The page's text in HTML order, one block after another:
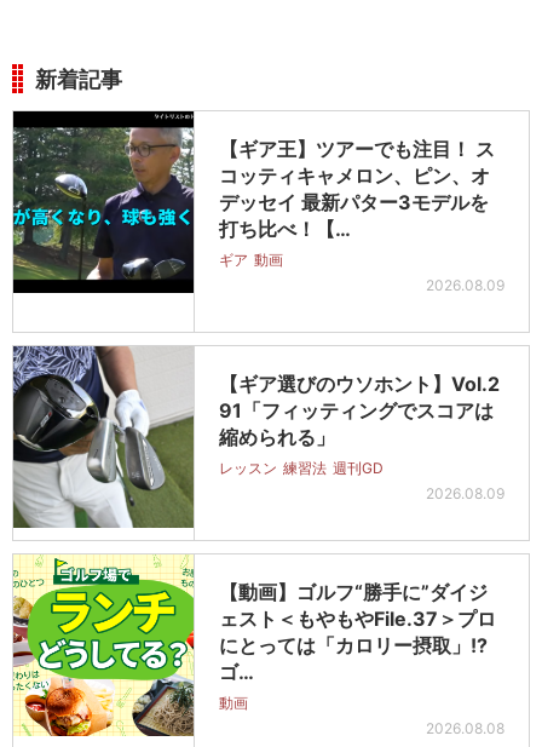
新着記事
【ギア王】ツアーでも注目！ ス
コッティキャメロン、ピン、オ
デッセイ 最新パター3モデルを
打ち比べ！【…
ギア 動画
2026.08.09
【ギア選びのウソホント】Vol.2
91「フィッティングでスコアは
縮められる」
レッスン 練習法 週刊GD
2026.08.09
【動画】ゴルフ“勝手に”ダイジ
ェスト＜もやもやFile.37＞プロ
にとっては「カロリー摂取」!?
ゴ…
動画
2026.08.08